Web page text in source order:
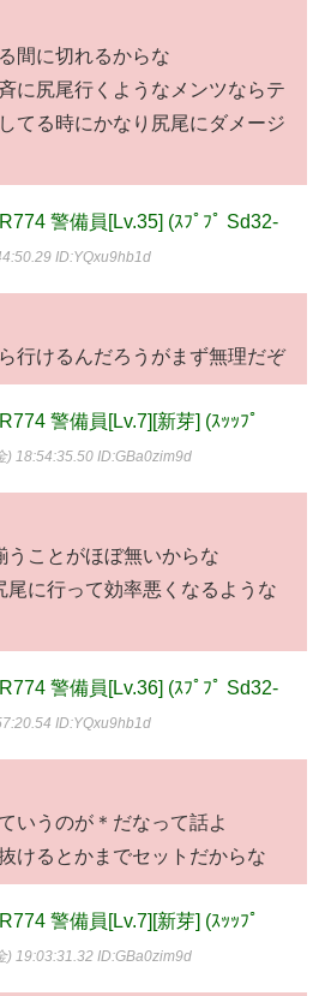
間に切れるからな
に尻尾行くようなメンツならテ
てる時にかなり尻尾にダメージ
警備員[Lv.35] (ｽﾌﾟﾌﾟ Sd32-
ID:YQxu9hb1d
行けるんだろうがまず無理だぞ
警備員[Lv.7][新芽] (ｽｯｯﾌﾟ
) 18:54:35.50 ID:GBa0zim9d
うことがほぼ無いからな
尾に行って効率悪くなるような
警備員[Lv.36] (ｽﾌﾟﾌﾟ Sd32-
ID:YQxu9hb1d
いうのが＊だなって話よ
けるとかまでセットだからな
警備員[Lv.7][新芽] (ｽｯｯﾌﾟ
) 19:03:31.32 ID:GBa0zim9d